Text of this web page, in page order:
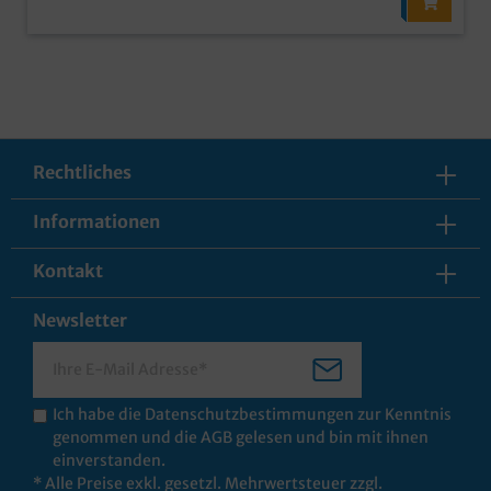
Rechtliches
Informationen
Kontakt
Newsletter
Ich habe die Datenschutzbestimmungen zur Kenntnis
genommen und die AGB gelesen und bin mit ihnen
einverstanden.
* Alle Preise exkl. gesetzl. Mehrwertsteuer zzgl.